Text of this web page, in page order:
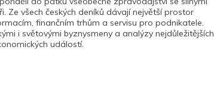
Ze všech českých deníků dávají největší prostor
finančním trhům a servisu pro podnikatele.
i světovými byznysmeny a analýzy nejdůležitějších
událostí.